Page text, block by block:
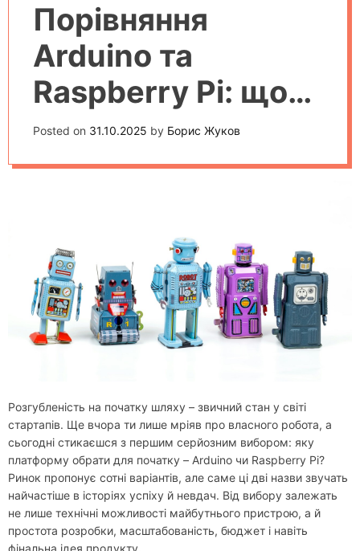
Порівняння
Arduino та
Raspberry Pi: що
краще для
стартапу в
Posted on 31.10.2025 by Борис Жуков
Розгубленість на початку шляху – звичний стан у світі
стартапів. Ще вчора ти лише мріяв про власного робота, а
сьогодні стикаєшся з першим серйозним вибором: яку
платформу обрати для початку – Arduino чи Raspberry Pi?
Ринок пропонує сотні варіантів, але саме ці дві назви звучать
найчастіше в історіях успіху й невдач. Від вибору залежать
не лише технічні можливості майбутнього пристрою, а й
простота розробки, масштабованість, бюджет і навіть